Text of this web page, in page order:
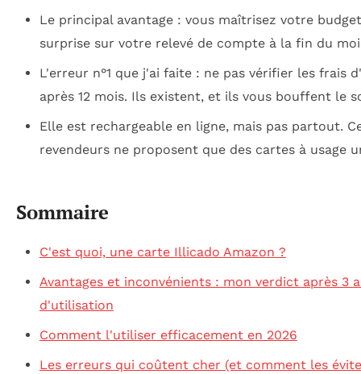
Le principal avantage : vous maîtrisez votre
surprise sur votre relevé de compte à la fin du
L'erreur n°1 que j'ai faite : ne pas vérifier les frais
après 12 mois. Ils existent, et ils vous bouffent le
Elle est rechargeable en ligne, mais pas partout.
revendeurs ne proposent que des cartes à usage
Sommaire
C'est quoi, une carte Illicado Amazon ?
Avantages et inconvénients : mon verdict après 3
d'utilisation
Comment l'utiliser efficacement en 2026
Les erreurs qui coûtent cher (et comment les